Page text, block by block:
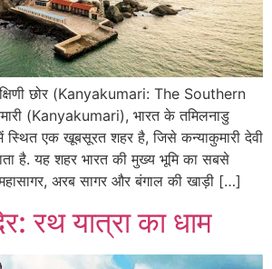
छोर (Kanyakumari: The Southern
(Kanyakumari), भारत के तमिलनाडु
एक खूबसूरत शहर है, जिसे कन्याकुमारी देवी
है. यह शहर भारत की मुख्य भूमि का सबसे
महासागर, अरब सागर और बंगाल की खाड़ी […]
रथ यात्रा का धाम